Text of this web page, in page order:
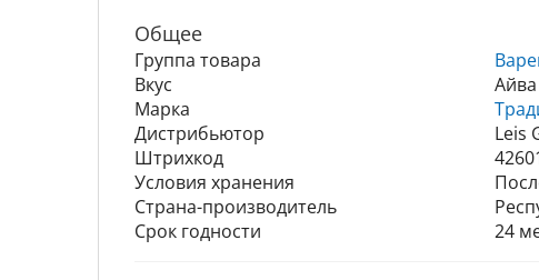
Общее
Группа товара
Вкус
Айва
Марка
Дистрибьютор
Leis
Штрихкод
Условия хранения
Страна-производитель
Срок годности
24